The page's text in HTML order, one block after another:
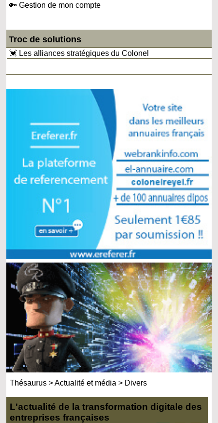
🔑 Gestion de mon compte
Troc de solutions
💓 Les alliances stratégiques du Colonel
Thésaurus >Actualité et média> Divers
L'actualité de la transformation digitale des
entreprises françaises